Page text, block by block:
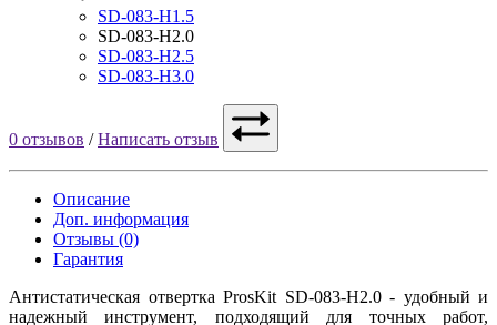
SD-083-H1.5
SD-083-H2.0
SD-083-H2.5
SD-083-H3.0
0 отзывов /Написать отзыв
Описание
Доп. информация
Отзывы (0)
Гарантия
Антистатическая отвертка ProsKit SD-083-H2.0 - удобный и
надежный инструмент, подходящий для точных работ,